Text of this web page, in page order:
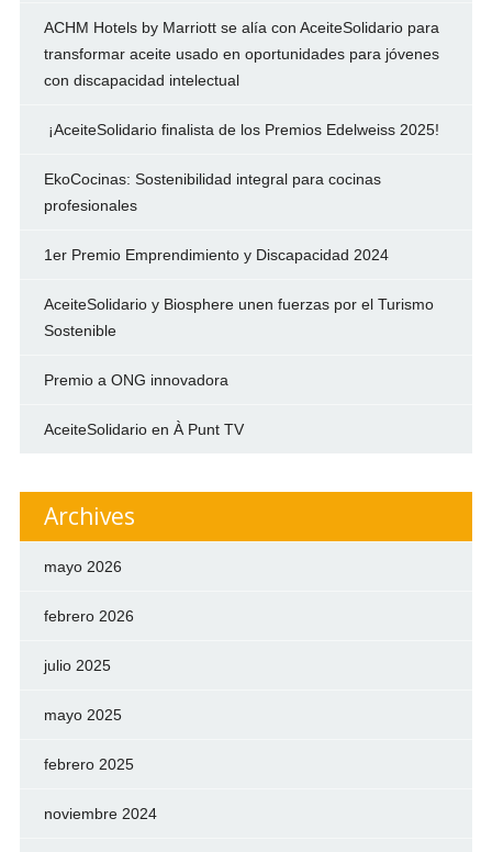
ACHM Hotels by Marriott se alía con AceiteSolidario para
transformar aceite usado en oportunidades para jóvenes
con discapacidad intelectual
¡AceiteSolidario finalista de los Premios Edelweiss 2025!
EkoCocinas: Sostenibilidad integral para cocinas
profesionales
1er Premio Emprendimiento y Discapacidad 2024
AceiteSolidario y Biosphere unen fuerzas por el Turismo
Sostenible
Premio a ONG innovadora
AceiteSolidario en À Punt TV
Archives
mayo 2026
febrero 2026
julio 2025
mayo 2025
febrero 2025
noviembre 2024